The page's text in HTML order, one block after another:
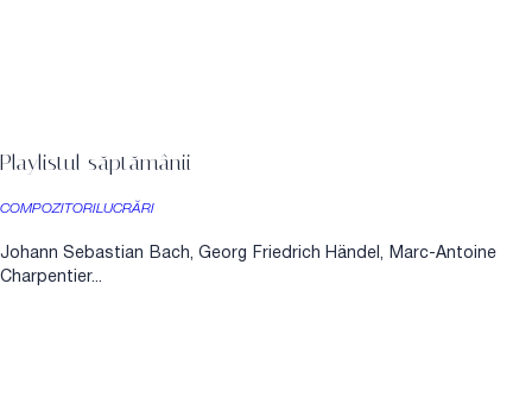
Playlistul săptămânii
COMPOZITORILUCRĂRI
Johann Sebastian Bach, Georg Friedrich Händel, Marc-Antoine
Charpentier...